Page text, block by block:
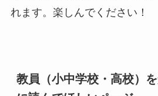
れます。楽しんでください！
教員（小中学校・高校）